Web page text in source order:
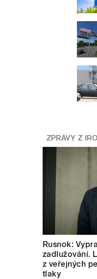
ZPRÁVY Z
Rusnok:
zadlužování.
z veřejných
tlaky